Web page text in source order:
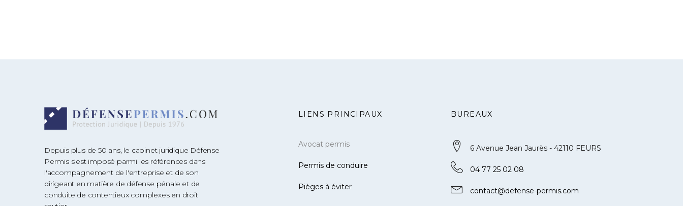
Depuis plus de 50 ans, le cabinet juridique Défense
Permis s’est imposé parmi les références dans
l'accompagnement de l'entreprise et de son
dirigeant en matière de défense pénale et de
conduite de contentieux complexes en droit
LIENS PRINCIPAUX
Avocat permis
Permis de conduire
Pièges à éviter
BUREAUX
6 Avenue Jean Jaurès - 42110 FEURS
04 77 25 02 08
contact@defense-permis.com